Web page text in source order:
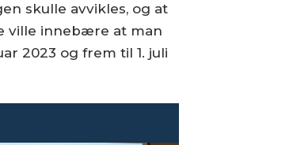
skulle avvikles, og at
ville innebære at man
2023 og frem til 1. juli